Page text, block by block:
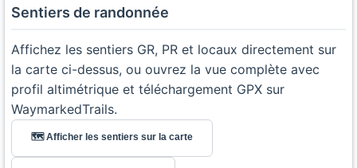
Sentiers de randonnée
Affichez les sentiers GR, PR et locaux directement sur
la carte ci-dessus, ou ouvrez la vue complète avec
profil altimétrique et téléchargement GPX sur
WaymarkedTrails.
🗺️ Afficher les sentiers sur la carte